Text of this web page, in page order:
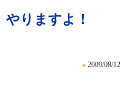
りますよ！
» 2009/08/12